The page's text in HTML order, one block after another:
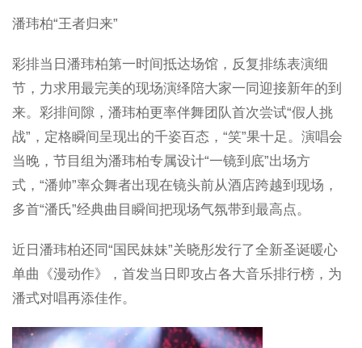
潘玮柏“王者归来”
彩排当日潘玮柏第一时间抵达场馆，反复排练表演细
节，力求用最完美的现场演绎陪大家一同迎接新年的到
来。彩排间隙，潘玮柏更率伴舞团队首次尝试“假人挑
战”，定格瞬间呈现出的千姿百态，“笑”果十足。演唱会
当晚，节目组为潘玮柏专属设计“一镜到底”出场方
式，“潘帅”率众舞者出现在镜头前从酒店跨越到现场，
多首“潘氏”经典曲目瞬间把现场气氛带到最高点。
近日潘玮柏还同“国民妹妹”关晓彤发行了全新圣诞暖心
单曲《漫动作》，首发当日即攻占各大音乐排行榜，为
潘式对唱再添佳作。